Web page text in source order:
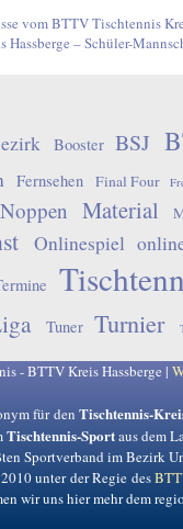
vom BTTV Tischtennis
– Schüler-
Booster BSJ
Fernsehen Final Four
Material
Onlinespiel
Tuner Turnier
- BTTV Kreis Hassberge |
für denTischtennis-
Tischtennis-Sportaus dem
Sportverband im Bezirk
unter der Regie des
wir uns hier mehr dem